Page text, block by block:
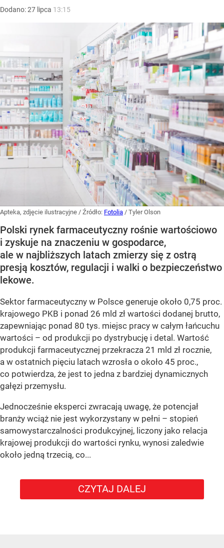
Dodano:27 lipca 13:15
Apteka, zdjęcie ilustracyjne / Źródło: Fotolia / Tyler Olson
Polski rynek farmaceutyczny rośnie wartościowo
i zyskuje na znaczeniu w gospodarce,
ale w najbliższych latach zmierzy się z ostrą
presją kosztów, regulacji i walki o bezpieczeństwo
lekowe.
Sektor farmaceutyczny w Polsce generuje około 0,75 proc.
krajowego PKB i ponad 26 mld zł wartości dodanej brutto,
zapewniając ponad 80 tys. miejsc pracy w całym łańcuchu
wartości – od produkcji po dystrybucję i detal. Wartość
produkcji farmaceutycznej przekracza 21 mld zł rocznie,
a w ostatnich pięciu latach wzrosła o około 45 proc.,
co potwierdza, że jest to jedna z bardziej dynamicznych
gałęzi przemysłu.
Jednocześnie eksperci zwracają uwagę, że potencjał
branży wciąż nie jest wykorzystany w pełni – stopień
samowystarczalności produkcyjnej, liczony jako relacja
krajowej produkcji do wartości rynku, wynosi zaledwie
około jedną trzecią, co...
CZYTAJ DALEJ